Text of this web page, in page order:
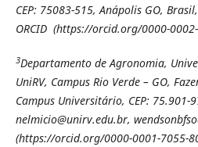
CEP: 75083-515, Anápolis GO,
ORCID (https://orcid.org/0000-
3Departamento de Agronomia,
UniRV, Campus Rio Verde – GO,
Campus Universitário, CEP: 75.901-
nelmicio@unirv.edu.br,
(https://orcid.org/0000-0001-7055-